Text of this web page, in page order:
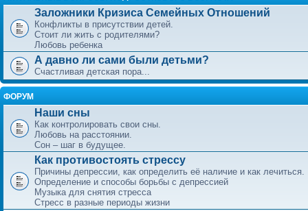
Заложники Кризиса Семейных Отношений
Конфликты в присутствии детей.
Стоит ли жить с родителями?
Любовь ребенка
А давно ли сами были детьми?
Счастливая детская пора...
ФОРУМ
Наши сны
Как контролировать свои сны.
Любовь на расстоянии.
Сон – шаг в будущее.
Как противостоять стрессу
Причины депрессии, как определить её наличие и как лечиться.
Определение и способы борьбы с депрессией
Музыка для снятия стресса
Стресс в разные периоды жизни